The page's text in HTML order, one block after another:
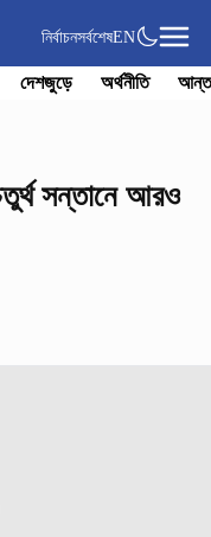
নির্বাচনসর্বশেষEN
দেশজুড়ে অর্থনীতি
সন্তানে আরও